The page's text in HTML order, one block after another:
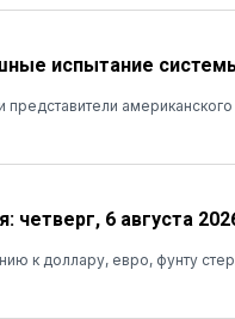
испытание
представители американского
четверг, 6 августа
к доллару, евро, фунту